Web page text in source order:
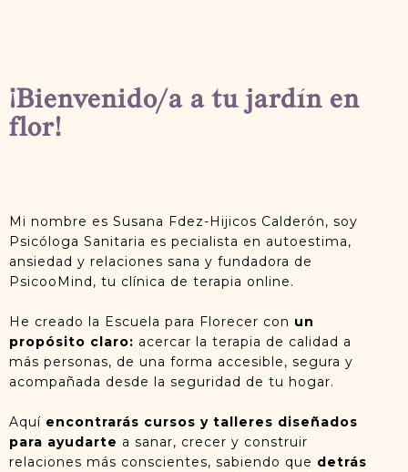
¡Bienvenido/a a tu jardín en
flor!
Mi nombre es Susana Fdez-Hijicos Calderón, soy
Psicóloga Sanitaria es pecialista en autoestima,
ansiedad y relaciones sana y fundadora de
PsicooMind, tu clínica de terapia online.
He creado la Escuela para Florecer con un
propósito claro: acercar la terapia de calidad a
más personas, de una forma accesible, segura y
acompañada desde la seguridad de tu hogar.
Aquí encontrarás cursos y talleres diseñados
para ayudarte a sanar, crecer y construir
relaciones más conscientes, sabiendo que detrás